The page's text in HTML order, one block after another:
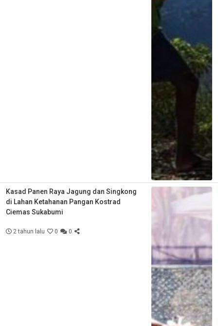
Kasad Panen Raya Jagung dan Singkong
di Lahan Ketahanan Pangan Kostrad
Ciemas Sukabumi
2 tahun lalu 0 0